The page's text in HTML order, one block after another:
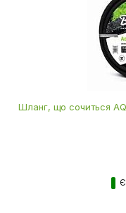
Шланг, що сочиться